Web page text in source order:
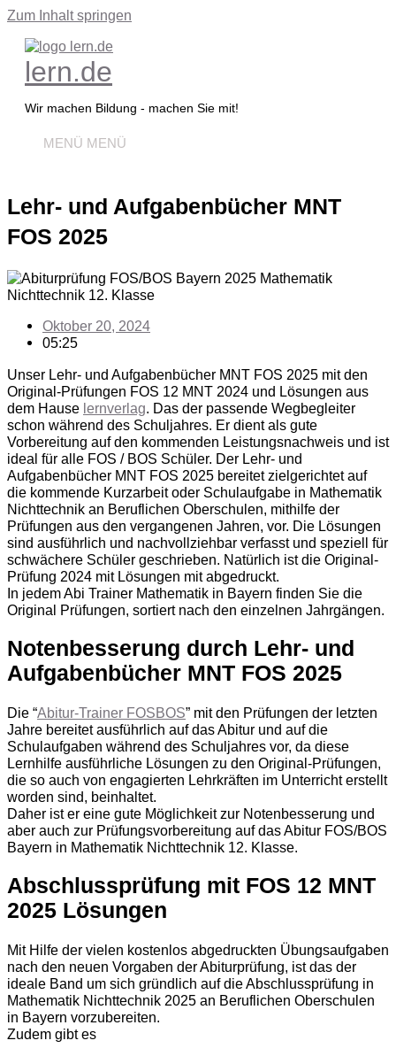
Zum Inhalt springen
lern.de
Wir machen Bildung - machen Sie mit!
MENÜ MENÜ
Lehr- und Aufgabenbücher MNT
FOS 2025
Oktober 20, 2024
05:25
Unser Lehr- und Aufgabenbücher MNT FOS 2025 mit den
Original-Prüfungen FOS 12 MNT 2024 und Lösungen aus
dem Hause lernverlag. Das der passende Wegbegleiter
schon während des Schuljahres. Er dient als gute
Vorbereitung auf den kommenden Leistungsnachweis und ist
ideal für alle FOS / BOS Schüler. Der Lehr- und
Aufgabenbücher MNT FOS 2025 bereitet zielgerichtet auf
die kommende Kurzarbeit oder Schulaufgabe in Mathematik
Nichttechnik an Beruflichen Oberschulen, mithilfe der
Prüfungen aus den vergangenen Jahren, vor. Die Lösungen
sind ausführlich und nachvollziehbar verfasst und speziell für
schwächere Schüler geschrieben. Natürlich ist die Original-
Prüfung 2024 mit Lösungen mit abgedruckt.
In jedem Abi Trainer Mathematik in Bayern finden Sie die
Original Prüfungen, sortiert nach den einzelnen Jahrgängen.
Notenbesserung durch Lehr- und
Aufgabenbücher MNT FOS 2025
Die “Abitur-Trainer FOSBOS” mit den Prüfungen der letzten
Jahre bereitet ausführlich auf das Abitur und auf die
Schulaufgaben während des Schuljahres vor, da diese
Lernhilfe ausführliche Lösungen zu den Original-Prüfungen,
die so auch von engagierten Lehrkräften im Unterricht erstellt
worden sind, beinhaltet.
Daher ist er eine gute Möglichkeit zur Notenbesserung und
aber auch zur Prüfungsvorbereitung auf das Abitur FOS/BOS
Bayern in Mathematik Nichttechnik 12. Klasse.
Abschlussprüfung mit FOS 12 MNT
2025 Lösungen
Mit Hilfe der vielen kostenlos abgedruckten Übungsaufgaben
nach den neuen Vorgaben der Abiturprüfung, ist das der
ideale Band um sich gründlich auf die Abschlussprüfung in
Mathematik Nichttechnik 2025 an Beruflichen Oberschulen
in Bayern vorzubereiten.
Zudem gibt es